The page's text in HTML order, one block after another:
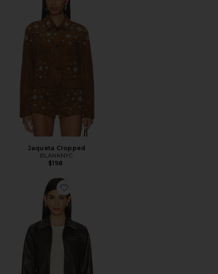
Jaqueta Cropped
BLANKNYC
$198
Favorite Dallas Jacket